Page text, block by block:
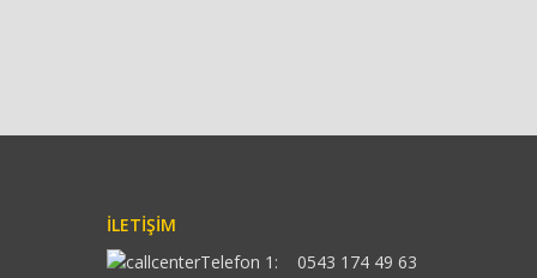
İLETIŞIM
Telefon 1:
0543 174 49 63